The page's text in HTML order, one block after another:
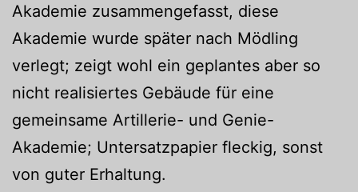
Akademie zusammengefasst, diese
Akademie wurde später nach Mödling
verlegt; zeigt wohl ein geplantes aber so
nicht realisiertes Gebäude für eine
gemeinsame Artillerie- und Genie-
Akademie; Untersatzpapier fleckig, sonst
von guter Erhaltung.